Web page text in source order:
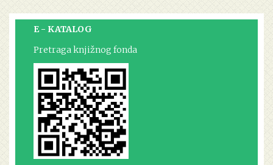
E - KATALOG
Pretraga knjižnog fonda